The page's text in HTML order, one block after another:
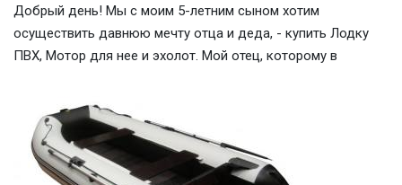
Добрый день! Мы с моим 5-летним сыном хотим
осуществить давнюю мечту отца и деда, - купить Лодку
ПВХ, Мотор для нее и эхолот. Мой отец, которому в